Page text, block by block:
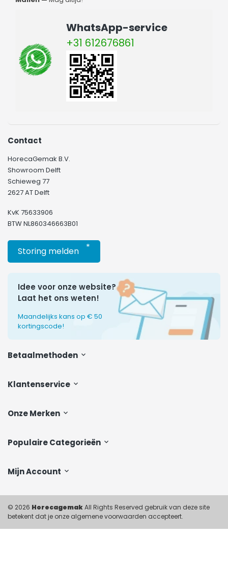
WhatsApp-service
+31 612676861
Klantenservice
Onze Merken
Populaire Categorieën
Mijn Account
Contact
HorecaGemak B.V.
Showroom Delft
Schieweg 77
2627 AT Delft
KvK 75633906
BTW NL860346663B01
Storing melden *
Idee voor onze website?
Laat het ons weten!
Maandelijks kans op € 50
kortingscode!
Betaalmethoden
© 2026 HorecagemakAll Rights Reserved gebruik van deze site
betekent dat je onze algemene voorwaarden accepteert.